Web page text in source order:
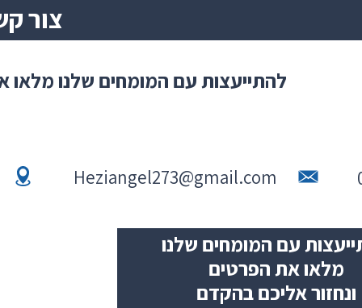
עם המומחים שלנו
מלאו את הפרטים
ונחזור אליכם בהקדם
Heziangel273@gmail.com
צור
להתייעצות עם המומחים שלנו מלאו